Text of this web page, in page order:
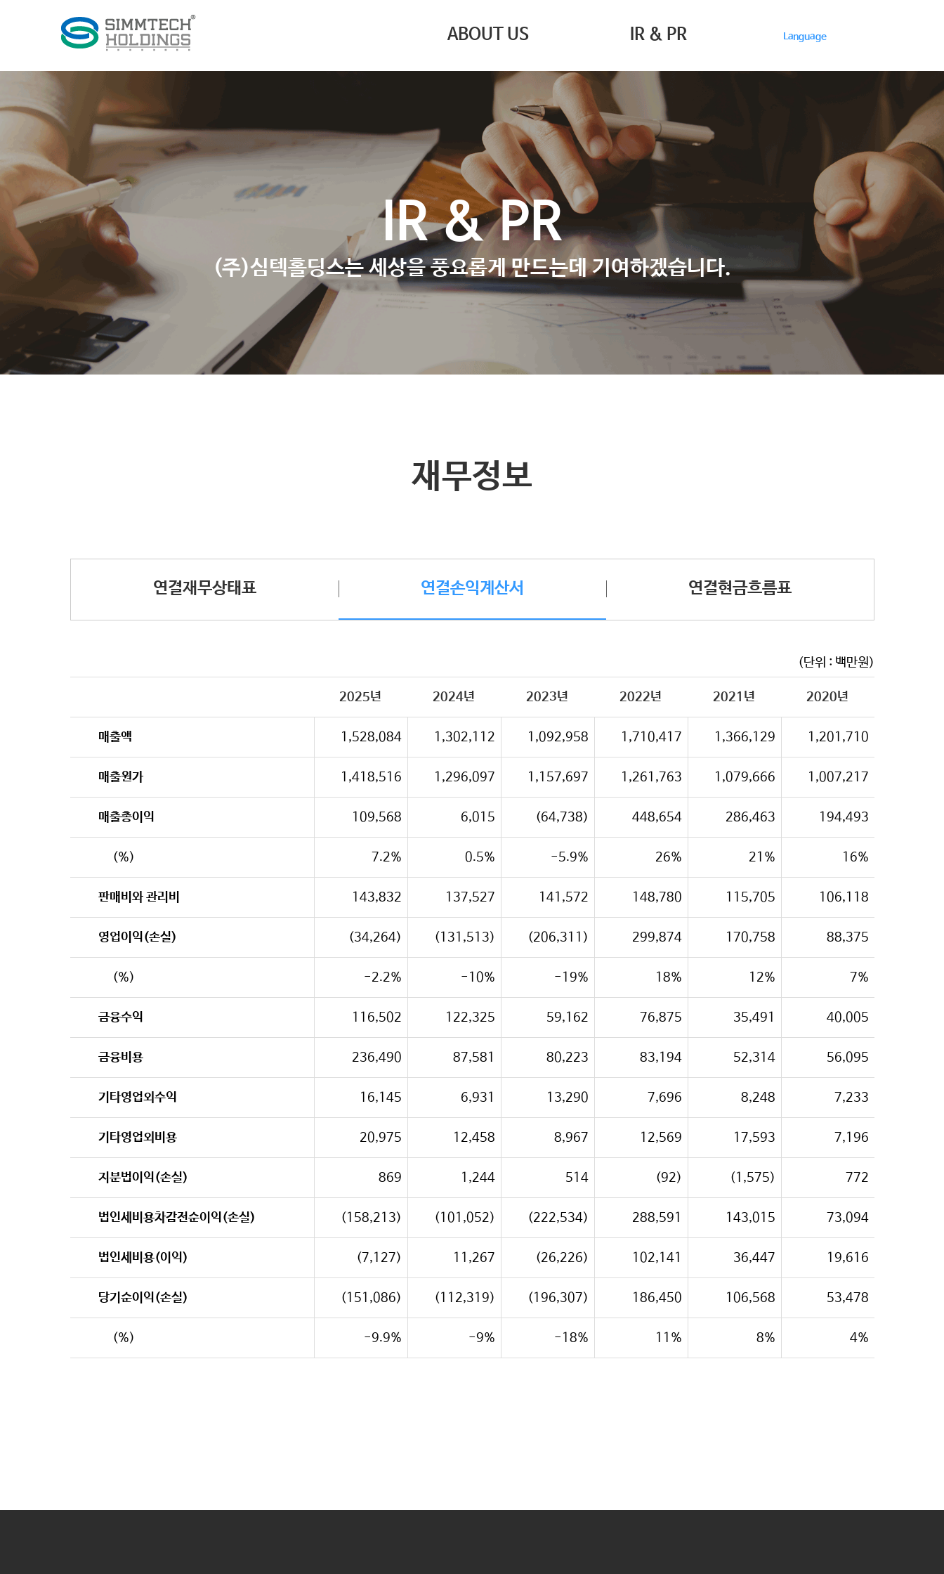
ABOUT US IR & PR Language
​IR & PR
(주)심텍홀딩스는 세상을 풍요롭게 만드는데 기여하겠습니다.
재무정보
연결재무상태표 연결손익계산서 연결현금흐름표
(단위 : 백만원)
2025년 2024년 2023년 2022년 2021년 2020년
매출액 1,528,084 1,302,112 1,092,958 1,710,417 1,366,129 1,201,710
매출원가 1,418,516 1,296,097 1,157,697 1,261,763 1,079,666 1,007,217
매출총이익 109,568 6,015 (64,738) 448,654 286,463 194,493
(%) 7.2% 0.5% -5.9% 26% 21% 16%
판매비와 관리비 143,832 137,527 141,572 148,780 115,705 106,118
영업이익(손실) (34,264) (131,513) (206,311) 299,874 170,758 88,375
(%) -2.2% -10% -19% 18% 12% 7%
금융수익 116,502 122,325 59,162 76,875 35,491 40,005
금융비용 236,490 87,581 80,223 83,194 52,314 56,095
기타영업외수익 16,145 6,931 13,290 7,696 8,248 7,233
기타영업외비용 20,975 12,458 8,967 12,569 17,593 7,196
지분법이익(손실) 869 1,244 514 (92) (1,575) 772
법인세비용차감전순이익(손실) (158,213) (101,052) (222,534) 288,591 143,015 73,094
법인세비용(이익) (7,127) 11,267 (26,226) 102,141 36,447 19,616
당기순이익(손실) (151,086) (112,319) (196,307) 186,450 106,568 53,478
(%) -9.9% -9% -18% 11% 8% 4%